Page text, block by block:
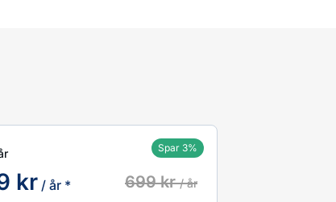
Spar 3%
kr / år * 699 kr / år